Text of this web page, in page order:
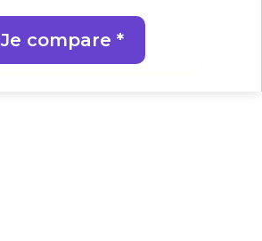
Je compare *